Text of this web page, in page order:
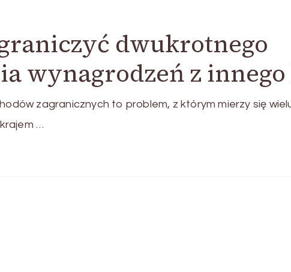
dwukrotnego
wynagrodzeń z
zagranicznych to problem, z którym mierzy się
…